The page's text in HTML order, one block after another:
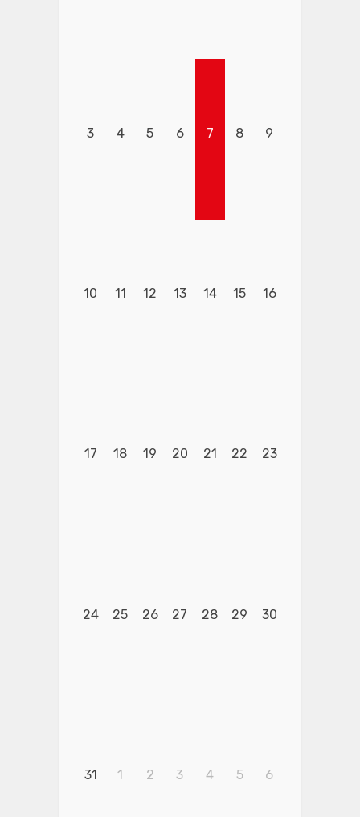
3 4 5 6 7 8 9
10 11 12 13 14 15 16
17 18 19 20 21 22 23
24 25 26 27 28 29 30
31 1 2 3 4 5 6